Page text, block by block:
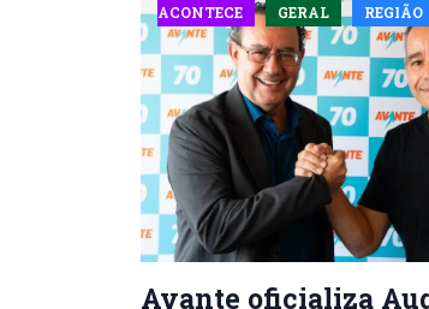
ACONTECE GERAL REGIÃO
Avante oficializa